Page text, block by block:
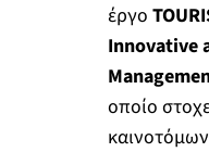
έργο
Innovative
οποίο